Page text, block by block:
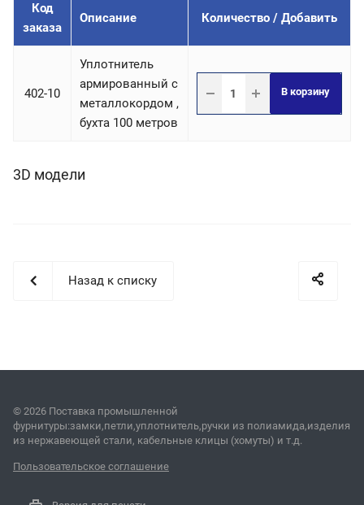
Код
заказа
Описание Количество / Добавить
402-10
Уплотнитель
армированный с
металлокордом ,
бухта 100 метров
В корзину
3D модели
Назад к списку
© 2026 Поставка промышленной
фурнитуры:замки,петли,уплотнитель,ручки из полиамида,изделия
из нержавеющей стали, кабельные клицы (хомуты) и т.д.
Пользовательское соглашение